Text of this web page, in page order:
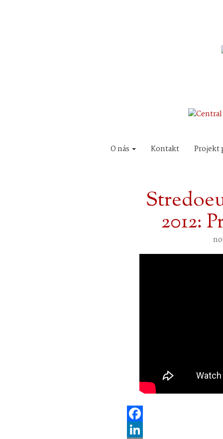
O nás Kontakt Projekt
2012:
Facebook